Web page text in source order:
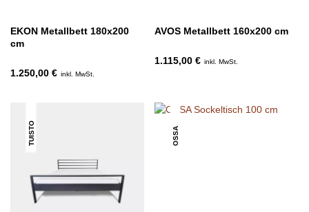
EKON Metallbett 180x200
cm
1.250,00 € inkl. MwSt.
AVOS Metallbett 160x200 cm
1.115,00 € inkl. MwSt.
TUISTO OSSA